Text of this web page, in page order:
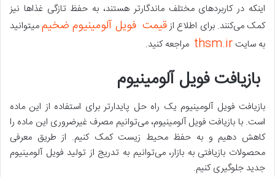
اینکه در کاربردهای مختلف ماندگارتر هستند، به حفظ تازگی غذاها نیز
کمک می‌کنند. برای اطلاع ازقیمت فویل آلومینیوم ضخیممیتوانید
به سایت thsm.ir مراجعه کنید.
بازیافت فویل آلومینیوم
بازیافت فویل آلومینیوم یک راه حل پایدارتر برای استفاده از این ماده
است. با بازیافت فویل آلومینیوم، می‌توانیم مصرف غیرضروری این ماده را
کاهش دهیم و به حفظ محیط زیست کمک کنیم. از طریق معرفی
محصولات بازیافتی به بازار، می‌توانیم به تدریج از تولید فویل آلومینیوم
جدید جلوگیری کنیم.